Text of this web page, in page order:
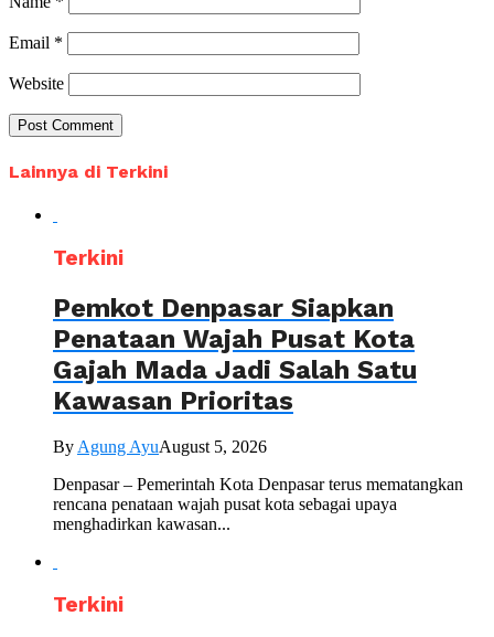
Email *
Website
Lainnya di Terkini
Terkini
Pemkot Denpasar Siapkan
Penataan Wajah Pusat Kota
Gajah Mada Jadi Salah Satu
Kawasan Prioritas
ByAgung AyuAugust 5, 2026
Denpasar – Pemerintah Kota Denpasar terus mematangkan
rencana penataan wajah pusat kota sebagai upaya
menghadirkan kawasan...
Terkini